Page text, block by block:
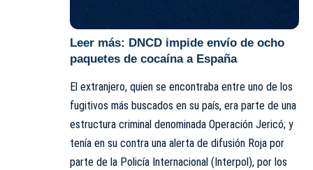
Leer más: DNCD impide envío de ocho
paquetes de cocaína a España
El extranjero, quien se encontraba entre uno de los
fugitivos más buscados en su país, era parte de una
estructura criminal denominada Operación Jericó; y
tenía en su contra una alerta de difusión Roja por
parte de la Policía Internacional (Interpol), por los